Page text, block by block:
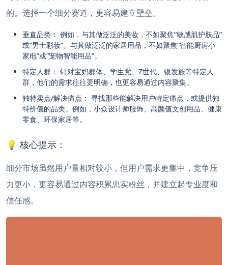
的。选择一个细分赛道，更容易建立壁垒。
垂直品类： 例如，与其做泛泛的美妆，不如聚焦“敏感肌护肤品”
或“男士彩妆”。与其做泛泛的家居用品，不如聚焦“智能厨房小
家电”或“宠物智能用品”。
特定人群： 针对宝妈群体、学生党、Z世代、银发族等特定人
群，他们的需求往往更明确，也更容易通过内容聚集。
独特卖点/解决痛点： 寻找那些能解决用户特定痛点，或提供独
特价值的品类。例如，小众设计师服饰、高颜值文创用品、健康
零食、环保家居等。
💡 核心提示：
细分市场虽然用户量相对较小，但用户需求更集中，竞争压
力更小，更容易通过内容积累忠实粉丝，并建立起专业度和
信任感。